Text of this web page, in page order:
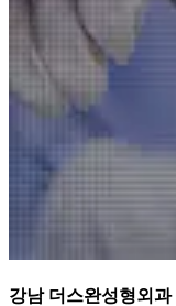
강남 더스완성형외과